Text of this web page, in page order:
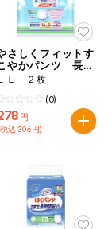
さしくフィットす
やかパンツ 長時
用お試しパック
Ｌ ２枚
(0)
円
込 306円)